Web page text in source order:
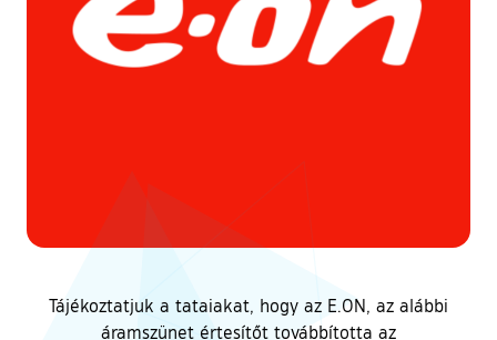
Tájékoztatjuk a tataiakat, hogy az E.ON, az alábbi
áramszünet értesítőt továbbította az